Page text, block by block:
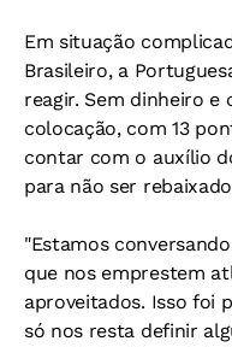
Em situação
Brasileiro, a
reagir. Sem dinheiro e
colocação, com 13
contar com o auxílio
para não ser
"Estamos
que nos emprestem
aproveitados. Isso foi
só nos resta definir